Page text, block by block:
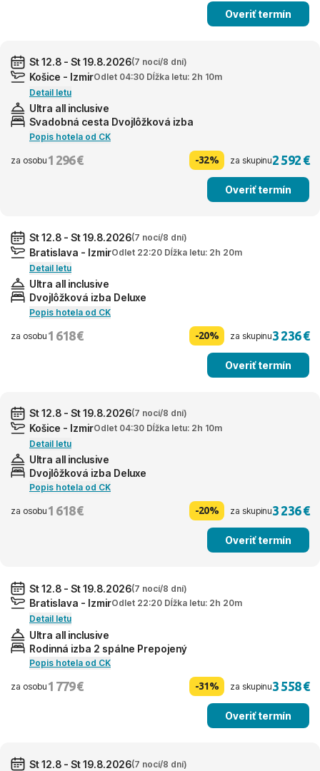
Overiť termín
St 12.8 - St 19.8.2026(7 nocí/8 dní)
Košice - IzmirOdlet 04:30 Dĺžka letu: 2h 10m
Detail letu
Ultra all inclusive
Svadobná cesta Dvojlôžková izba
Popis hotela od CK
za osobu 1 296 € -32% za skupinu2 592 €
Overiť termín
St 12.8 - St 19.8.2026(7 nocí/8 dní)
Bratislava - IzmirOdlet 22:20 Dĺžka letu: 2h 20m
Detail letu
Ultra all inclusive
Dvojlôžková izba Deluxe
Popis hotela od CK
za osobu 1 618 € -20% za skupinu3 236 €
Overiť termín
St 12.8 - St 19.8.2026(7 nocí/8 dní)
Košice - IzmirOdlet 04:30 Dĺžka letu: 2h 10m
Detail letu
Ultra all inclusive
Dvojlôžková izba Deluxe
Popis hotela od CK
za osobu 1 618 € -20% za skupinu3 236 €
Overiť termín
St 12.8 - St 19.8.2026(7 nocí/8 dní)
Bratislava - IzmirOdlet 22:20 Dĺžka letu: 2h 20m
Detail letu
Ultra all inclusive
Rodinná izba 2 spálne Prepojený
Popis hotela od CK
za osobu 1 779 € -31% za skupinu3 558 €
Overiť termín
St 12.8 - St 19.8.2026(7 nocí/8 dní)